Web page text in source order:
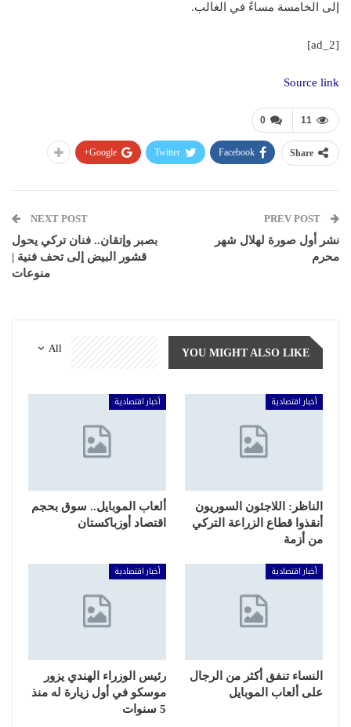
إلى الخامسة مساءً في الغالب.
[ad_2]
Source link
0 11
Share
Facebook
Twitter
Google+
نشر أول صورة لهلال شهر
محرم
NEXT POST
بصبر وإتقان.. فنان تركي يحول
قشور البيض إلى تحف فنية |
منوعات
All YOU MIGHT ALSO LIKE
أخبار اقتصادية
الناظر: اللاجئون السوريون
أنقذوا قطاع الزراعة التركي
من أزمة
أخبار اقتصادية
ألعاب الموبايل.. سوق بحجم
اقتصاد أوزباكستان
أخبار اقتصادية
النساء تنفق أكثر من الرجال
على ألعاب الموبايل
أخبار اقتصادية
رئيس الوزراء الهندي يزور
موسكو في أول زيارة له منذ
5 سنوات